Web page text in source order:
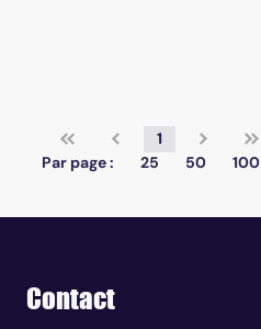
1
Par page :
25 50 100
Contact